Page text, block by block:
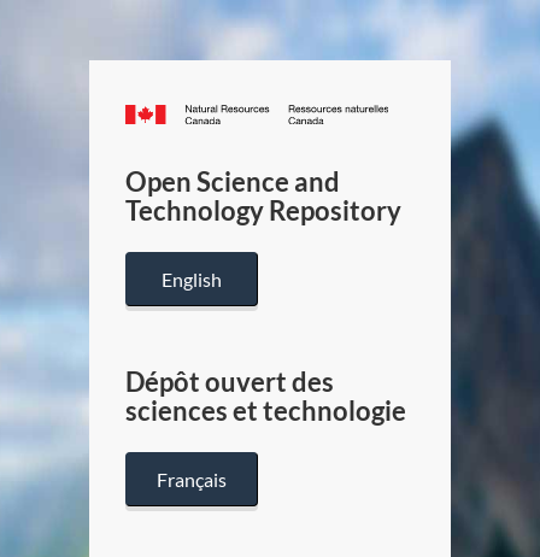
Canada.ca
/
Canada
Open Science and
Technology Repository
English
Dépôt ouvert des
sciences et technologie
Français